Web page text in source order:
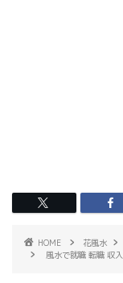
HOME 花風水
風水で就職 転職 収